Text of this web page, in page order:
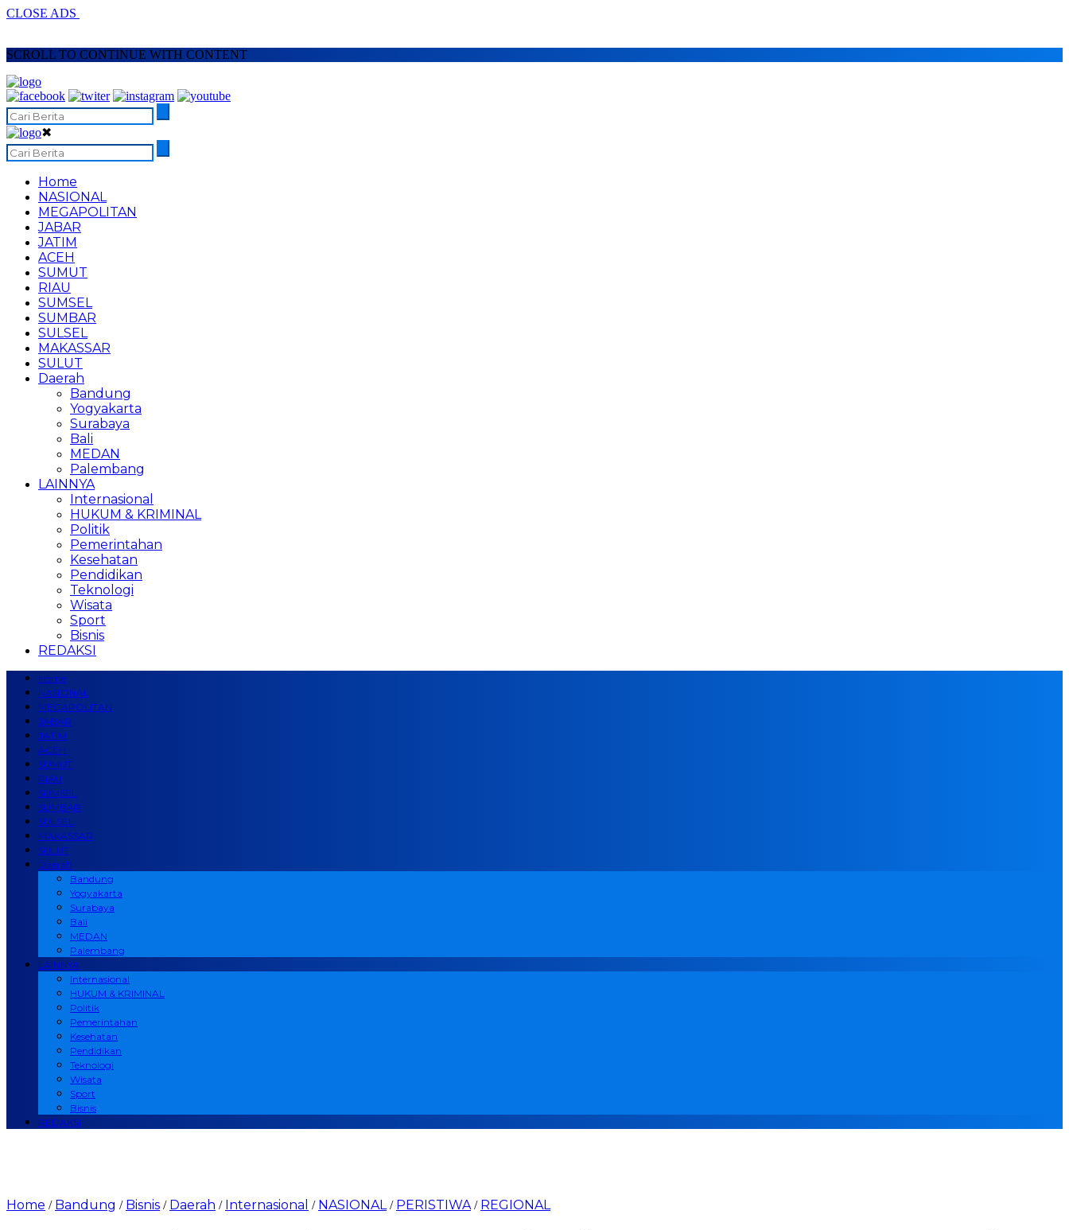
CLOSE ADS
SCROLL TO CONTINUE WITH CONTENT
✖
Home
NASIONAL
MEGAPOLITAN
JABAR
JATIM
ACEH
SUMUT
RIAU
SUMSEL
SUMBAR
SULSEL
MAKASSAR
SULUT
Daerah
Bandung
Yogyakarta
Surabaya
Bali
MEDAN
Palembang
LAINNYA
Internasional
HUKUM & KRIMINAL
Politik
Pemerintahan
Kesehatan
Pendidikan
Teknologi
Wisata
Sport
Bisnis
REDAKSI
Home
NASIONAL
MEGAPOLITAN
JABAR
JATIM
ACEH
SUMUT
RIAU
SUMSEL
SUMBAR
SULSEL
MAKASSAR
SULUT
Daerah
Bandung
Yogyakarta
Surabaya
Bali
MEDAN
Palembang
LAINNYA
Internasional
HUKUM & KRIMINAL
Politik
Pemerintahan
Kesehatan
Pendidikan
Teknologi
Wisata
Sport
Bisnis
REDAKSI
Home / Bandung / Bisnis / Daerah / Internasional / NASIONAL / PERISTIWA / REGIONAL